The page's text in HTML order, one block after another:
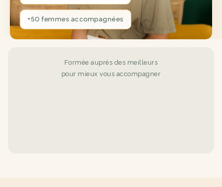
+50 femmes accompagnées
Formée auprès des meilleurs
pour mieux vous accompagner